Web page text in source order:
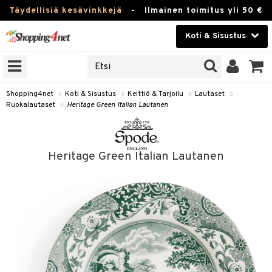
Täydellisiä kesävinkkejä - Ilmainen toimitus yli 50 €
Koti & Sisustus
Kauneudenhoito
Piilolinssit
Lelut, Lapsi & Vauva
Tuotemerkkejä
Kampanjat
Shopping4net » Koti & Sisustus » Keittiö & Tarjoilu » Lautaset »
Ruokalautaset » Heritage Green Italian Lautanen
Heritage Green Italian Lautanen
Tee & Espresso